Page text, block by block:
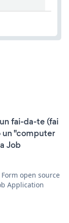
fai-da-te (fai
un "computer
Job
open source
Application